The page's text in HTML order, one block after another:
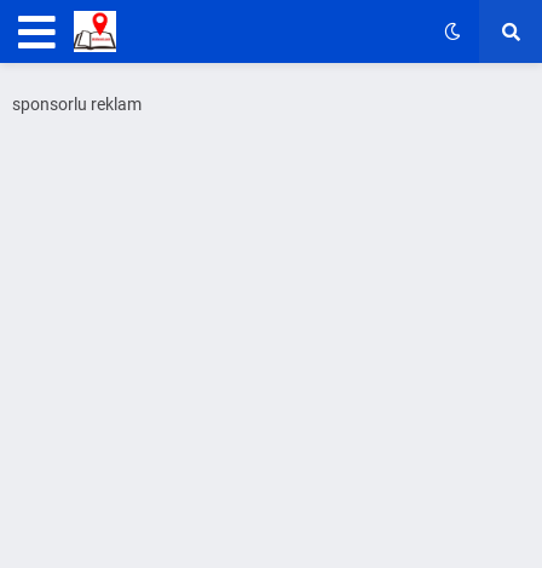
sponsorlu reklam